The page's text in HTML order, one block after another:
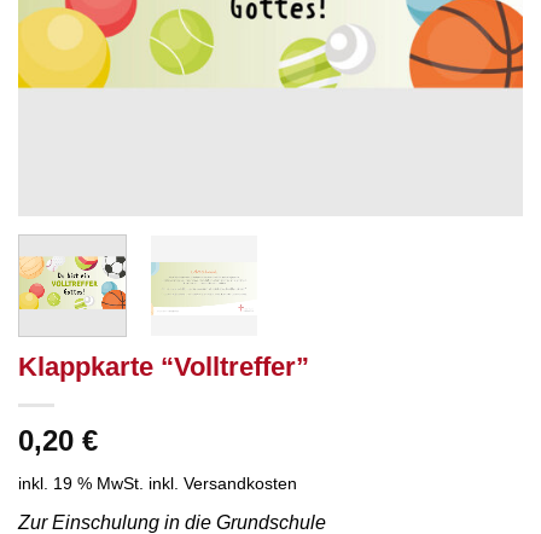
Klappkarte “Volltreffer”
0,20 €
inkl. 19 % MwSt. inkl. Versandkosten
Zur Einschulung in die Grundschule